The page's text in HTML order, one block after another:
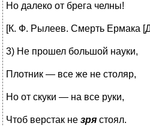
Но далеко от брега челны!
[К. Ф. Рылеев. Смерть Ермака
3) Не прошел большой науки,
Плотник ― все же не столяр,
Но от скуки ― на все руки,
Чтоб верстак не зря стоял.